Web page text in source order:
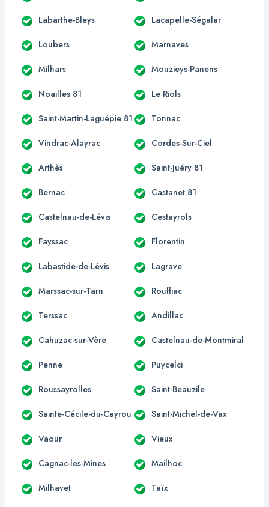
Labarthe-Bleys Lacapelle-Ségalar
Loubers Marnaves
Milhars Mouzieys-Panens
Noailles 81 Le Riols
Saint-Martin-Laguépie 81 Tonnac
Vindrac-Alayrac Cordes-Sur-Ciel
Arthès Saint-Juéry 81
Bernac Castanet 81
Castelnau-de-Lévis Cestayrols
Fayssac Florentin
Labastide-de-Lévis Lagrave
Marssac-sur-Tarn Rouffiac
Terssac Andillac
Cahuzac-sur-Vère Castelnau-de-Montmiral
Penne Puycelci
Roussayrolles Saint-Beauzile
Sainte-Cécile-du-Cayrou Saint-Michel-de-Vax
Vaour Vieux
Cagnac-les-Mines Mailhoc
Milhavet Taïx